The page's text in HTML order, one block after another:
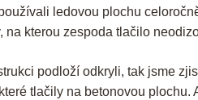
ledovou plochu
na kterou zespoda tlačilo
podloží odkryli, tak jsme
tlačily na betonovou